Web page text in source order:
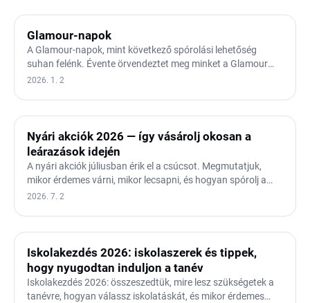
Glamour-napok
A Glamour-napok, mint következő spórolási lehetőség
suhan felénk. Évente örvendeztet meg minket a Glamour
magazin…
2026. 1. 2
Nyári akciók 2026 — így vásárolj okosan a
leárazások idején
A nyári akciók júliusban érik el a csúcsot. Megmutatjuk,
mikor érdemes várni, mikor lecsapni, és hogyan spórolj a
nyári…
2026. 7. 2
Iskolakezdés 2026: iskolaszerek és tippek,
hogy nyugodtan induljon a tanév
Iskolakezdés 2026: összeszedtük, mire lesz szükségetek a
tanévre, hogyan válassz iskolatáskát, és mikor érdemes…